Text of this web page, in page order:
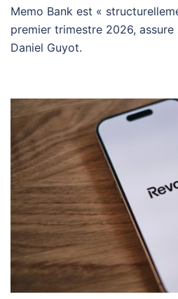
Memo Bank est «
premier trimestre 2026,
Daniel Guyot.